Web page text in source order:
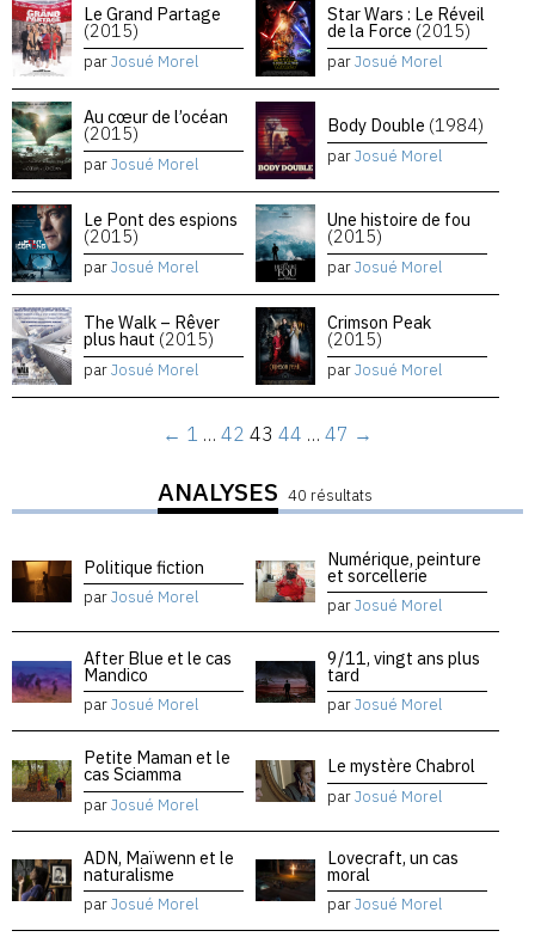
Le Grand Partage
(2015)
parJosué Morel
Star Wars : Le Réveil
de la Force (2015)
parJosué Morel
Au cœur de l’océan
(2015)
parJosué Morel
Body Double (1984)
parJosué Morel
Le Pont des espions
(2015)
parJosué Morel
Une histoire de fou
(2015)
parJosué Morel
The Walk – Rêver
plus haut (2015)
parJosué Morel
Crimson Peak
(2015)
parJosué Morel
← 1 … 42 43 44 … 47 →
ANALYSES 40 résultats
Politique fiction
parJosué Morel
Numérique, peinture
et sorcellerie
parJosué Morel
After Blue et le cas
Mandico
parJosué Morel
9/11, vingt ans plus
tard
parJosué Morel
Petite Maman et le
cas Sciamma
parJosué Morel
Le mystère Chabrol
parJosué Morel
ADN, Maïwenn et le
naturalisme
parJosué Morel
Lovecraft, un cas
moral
parJosué Morel